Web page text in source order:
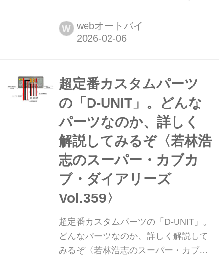
【Heritage&Legends】 月刊『ヘリテ
イジ&レジェンズ』が各社の注目の新
CB400SF/SB」をピックアップ!
W webオートバイ
超定番カスタムパーツ
の「D-UNIT」。どんな
パーツなのか、詳しく
解説してみるぞ〈若林浩
志のスーパー・カブカ
ブ・ダイアリーズ
Vol.359〉
超定番カスタムパーツの「D-UNIT」。
どんなパーツなのか、詳しく解説して
みるぞ〈若林浩志のスーパー・カブカ